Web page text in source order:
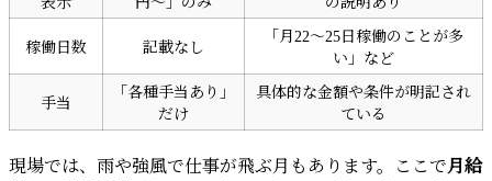
稼働日数 記載なし
「月22〜25日稼働のことが多
い」など
手当
「各種手当あり」
だけ
具体的な金額や条件が明記され
ている
現場では、雨や強風で仕事が飛ぶ月もあります。ここで月給